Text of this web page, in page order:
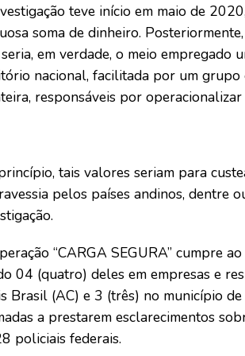
teve início em maio de
soma de dinheiro.
em verdade, o meio empregado
nacional, facilitada por um grupo
responsáveis por
tais valores seriam para
pelos países andinos, dentre
“CARGA SEGURA” cumpre
04 (quatro) deles em empresas e
Brasil (AC) e 3 (três) no município
a prestarem esclarecimentos
policiais federais.